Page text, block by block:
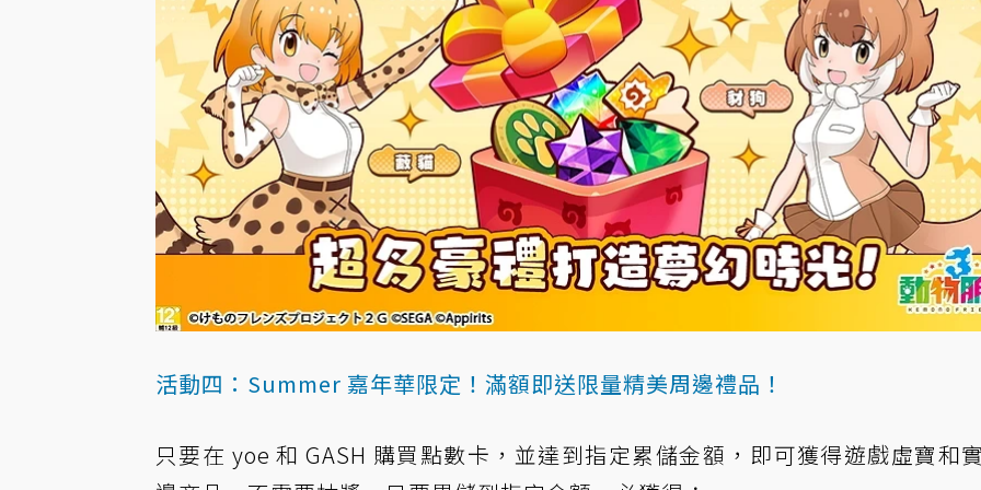
活動四：Summer 嘉年華限定！滿額即送限量精美周邊禮品！
只要在 yoe 和 GASH 購買點數卡，並達到指定累儲金額，即可獲得遊戲虛寶和